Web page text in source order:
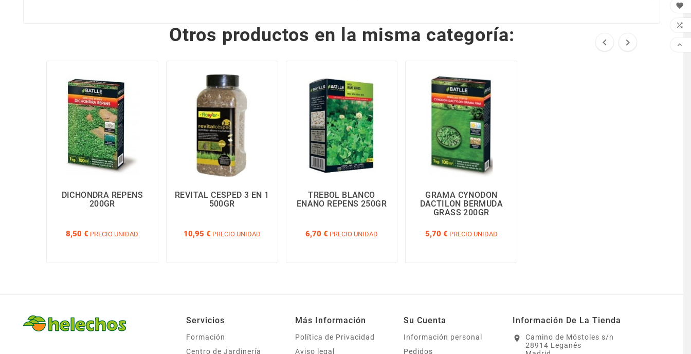
Otros productos en la misma categoría:  
DICHONDRA REPENS
200GR
8,50 € PRECIO UNIDAD
REVITAL CESPED 3 EN 1
500GR
10,95 € PRECIO UNIDAD
TREBOL BLANCO
ENANO REPENS 250GR
6,70 € PRECIO UNIDAD
GRAMA CYNODON
DACTILON BERMUDA
GRASS 200GR
5,70 € PRECIO UNIDAD
Servicios
Formación
Centro de Jardinería
Más Información
Política de Privacidad
Aviso legal
Su Cuenta
Información personal
Pedidos
Información De La Tienda
location_on
Camino de Móstoles s/n
28914 Leganés


